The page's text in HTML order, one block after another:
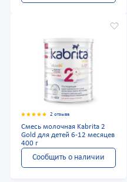
2 отзыва
Смесь молочная Kabrita 2
Gold для детей 6-12 месяцев
400 г
Сообщить о наличии